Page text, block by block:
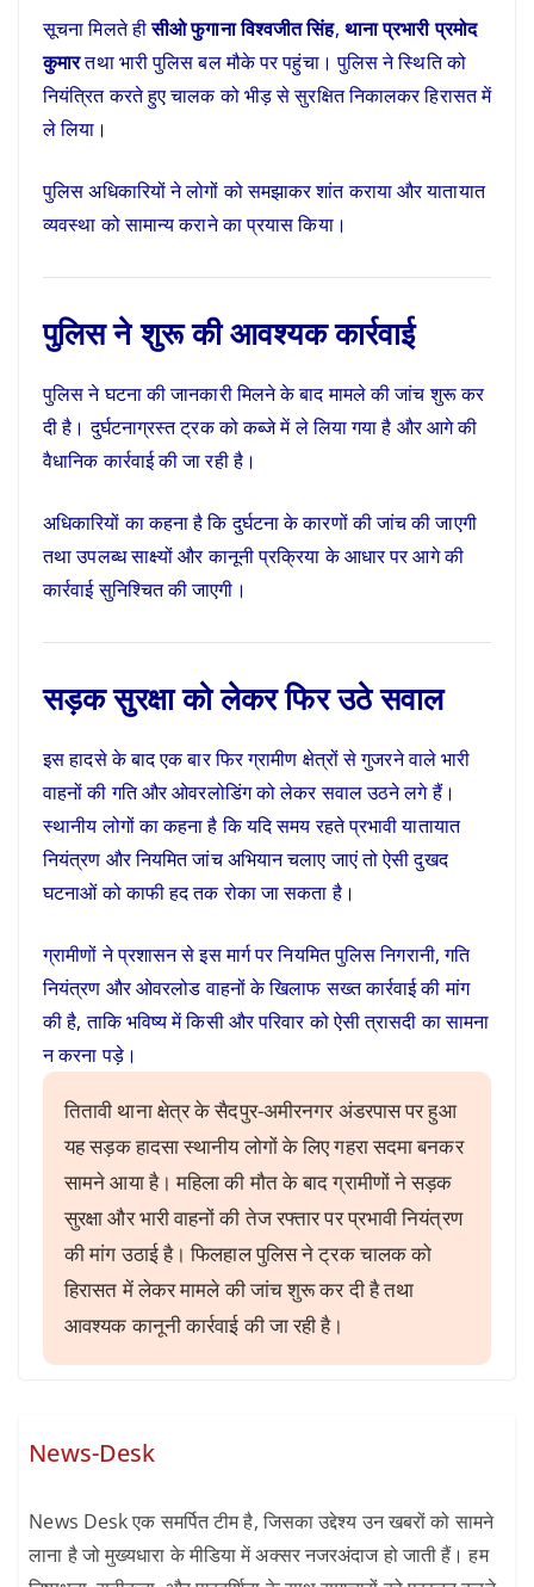
सूचना मिलते हीसीओ फुगाना विश्वजीत सिंह, थाना प्रभारी प्रमोद
कुमारतथा भारी पुलिस बल मौके पर पहुंचा। पुलिस ने स्थिति को
नियंत्रित करते हुए चालक को भीड़ से सुरक्षित निकालकर हिरासत में
ले लिया।
पुलिस अधिकारियों ने लोगों को समझाकर शांत कराया और यातायात
व्यवस्था को सामान्य कराने का प्रयास किया।
पुलिस ने शुरू की आवश्यक कार्रवाई
पुलिस ने घटना की जानकारी मिलने के बाद मामले की जांच शुरू कर
दी है। दुर्घटनाग्रस्त ट्रक को कब्जे में ले लिया गया है और आगे की
वैधानिक कार्रवाई की जा रही है।
अधिकारियों का कहना है कि दुर्घटना के कारणों की जांच की जाएगी
तथा उपलब्ध साक्ष्यों और कानूनी प्रक्रिया के आधार पर आगे की
कार्रवाई सुनिश्चित की जाएगी।
सड़क सुरक्षा को लेकर फिर उठे सवाल
इस हादसे के बाद एक बार फिर ग्रामीण क्षेत्रों से गुजरने वाले भारी
वाहनों की गति और ओवरलोडिंग को लेकर सवाल उठने लगे हैं।
स्थानीय लोगों का कहना है कि यदि समय रहते प्रभावी यातायात
नियंत्रण और नियमित जांच अभियान चलाए जाएं तो ऐसी दुखद
घटनाओं को काफी हद तक रोका जा सकता है।
ग्रामीणों ने प्रशासन से इस मार्ग पर नियमित पुलिस निगरानी, गति
नियंत्रण और ओवरलोड वाहनों के खिलाफ सख्त कार्रवाई की मांग
की है, ताकि भविष्य में किसी और परिवार को ऐसी त्रासदी का सामना
न करना पड़े।
तितावी थाना क्षेत्र के सैदपुर-अमीरनगर अंडरपास पर हुआ
यह सड़क हादसा स्थानीय लोगों के लिए गहरा सदमा बनकर
सामने आया है। महिला की मौत के बाद ग्रामीणों ने सड़क
सुरक्षा और भारी वाहनों की तेज रफ्तार पर प्रभावी नियंत्रण
की मांग उठाई है। फिलहाल पुलिस ने ट्रक चालक को
हिरासत में लेकर मामले की जांच शुरू कर दी है तथा
आवश्यक कानूनी कार्रवाई की जा रही है।
News-Desk
News Desk एक समर्पित टीम है, जिसका उद्देश्य उन खबरों को सामने
लाना है जो मुख्यधारा के मीडिया में अक्सर नजरअंदाज हो जाती हैं। हम